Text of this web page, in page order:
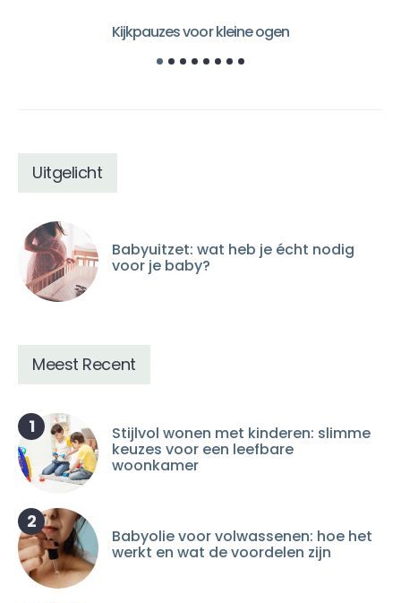
Kijkpauzes voor kleine ogen
Uitgelicht
Babyuitzet: wat heb je écht nodig
voor je baby?
Meest Recent
1 Stijlvol wonen met kinderen: slimme
keuzes voor een leefbare
woonkamer
2
Babyolie voor volwassenen: hoe het
werkt en wat de voordelen zijn